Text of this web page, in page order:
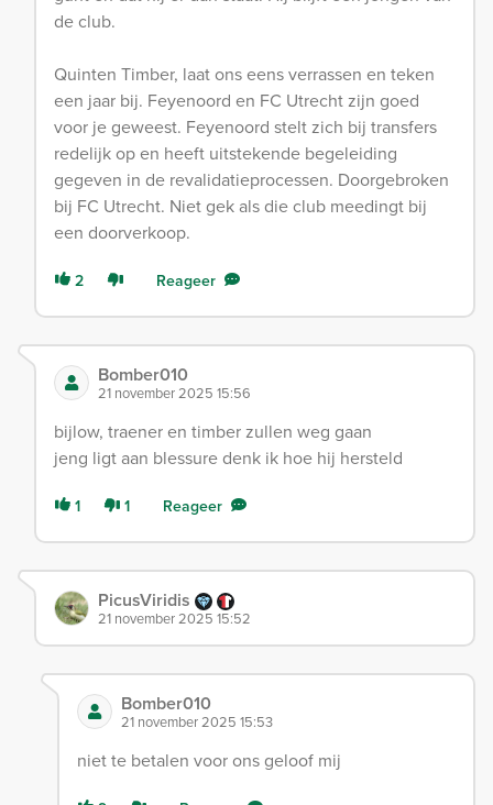
de club.
Quinten Timber, laat ons eens verrassen en teken
een jaar bij. Feyenoord en FC Utrecht zijn goed
voor je geweest. Feyenoord stelt zich bij transfers
redelijk op en heeft uitstekende begeleiding
gegeven in de revalidatieprocessen. Doorgebroken
bij FC Utrecht. Niet gek als die club meedingt bij
een doorverkoop.
2 Reageer
Bomber010
21 november 2025 15:56
bijlow, traener en timber zullen weg gaan
jeng ligt aan blessure denk ik hoe hij hersteld
1 1 Reageer
PicusViridis
21 november 2025 15:52
Bomber010
21 november 2025 15:53
niet te betalen voor ons geloof mij